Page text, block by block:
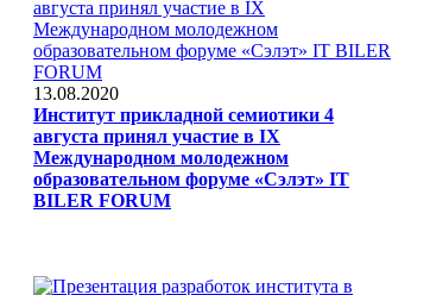
13.08.2020
Институт прикладной семиотики 4
августа принял участие в IX
Международном молодежном
образовательном форуме «Cэлэт» IT
BILER FORUM